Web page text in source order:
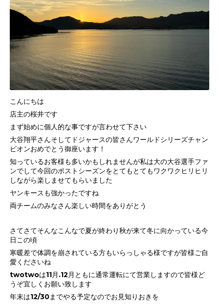
こんにちは
店主の桜井です
まず始めに個人的な事ですが言わせて下さい
大谷翔平さんそしてドジャースの皆さんワールドシリーズチャン
ピオンおめでとう御座います！
知っているお客様も多いかもしれませんが私は大の大谷選手ファ
ンでして今回のポストシーズンをとてもとてもワクワクヒリヒリ
しながら楽しませてもらいました
ヤンキースも強かったですね
両チームのみなさん楽しい時間をありがとう
さてさてそんなこんなで夏が終わり秋が来て冬に向かっている今
日この頃
寒暖差で体調を崩されている方もいらっしゃる様ですが皆様ご自
愛くださいね
twotwoは11月.12月ともに通常運転にて営業しますので皆様ど
うぞ宜しくお願い致します
年末は12/30までやる予定なのでお見知りおきを